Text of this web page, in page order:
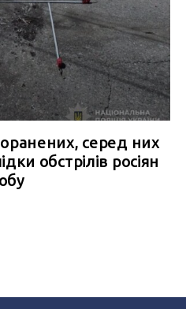
серед них
обстрілів росіян